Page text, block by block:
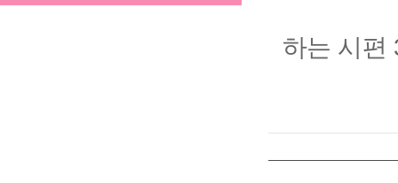
하는 시편